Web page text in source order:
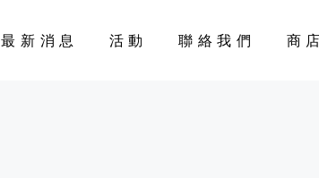
最新消息 活動 聯絡我們 商